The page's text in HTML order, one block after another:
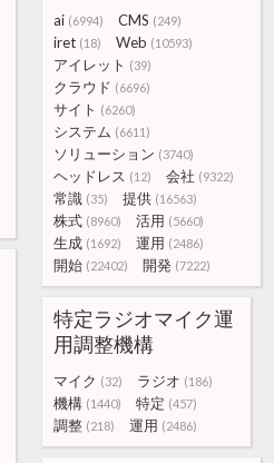
ai (6994) CMS (249)
iret (18) Web (10593)
アイレット (39)
クラウド (6696)
サイト (6260)
システム (6611)
ソリューション (3740)
ヘッドレス (12) 会社 (9322)
常識 (35) 提供 (16563)
株式 (8960) 活用 (5660)
生成 (1692) 運用 (2486)
開始 (22402) 開発 (7222)
特定ラジオマイク運
用調整機構
マイク (32) ラジオ (186)
機構 (1440) 特定 (457)
調整 (218) 運用 (2486)